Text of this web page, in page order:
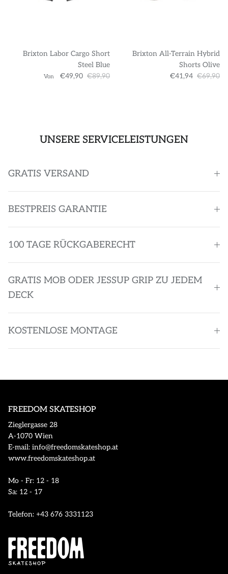
Brixton Labor Cargo Short
Steel Blue
Von €49,90 €89,90
Brixton All-Terrain Hybrid
Shorts Olive
€41,94 €69,90
UNSERE SERVICELEISTUNGEN
GRATIS VERSAND
BESTPREIS GARANTIE
100 TAGE RÜCKGABERECHT
GRATIS MOB ODER JESSUP GRIP ZU JEDEM
DECK
KOSTENLOSE MONTAGE
FREEDOM SKATESHOP
Zieglergasse 28
A-1070 Wien
E-mail: info@freedomskateshop.at
www.freedomskateshop.at
Mo - Fr: 12 - 18
Sa: 12 - 17
Telefon: +43 676 3331123